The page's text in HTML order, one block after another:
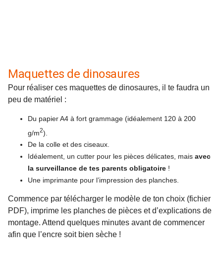
Maquettes de dinosaures
Pour réaliser ces maquettes de dinosaures, il te faudra un
peu de matériel :
Du papier A4 à fort grammage (idéalement 120 à 200
g/m2).
De la colle et des ciseaux.
Idéalement, un cutter pour les pièces délicates, mais avec
la surveillance de tes parents obligatoire !
Une imprimante pour l’impression des planches.
Commence par télécharger le modèle de ton choix (fichier
PDF), imprime les planches de pièces et d’explications de
montage. Attend quelques minutes avant de commencer
afin que l’encre soit bien sèche !